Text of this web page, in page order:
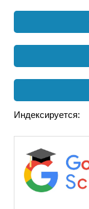
Индексируется: